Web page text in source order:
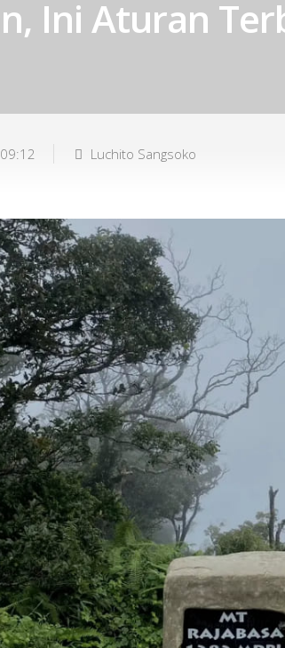
Ini Aturan
Luchito Sangsoko